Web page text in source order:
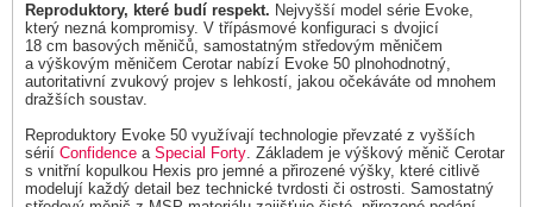
Reproduktory, které budí respekt. Nejvyšší model série Evoke,
který nezná kompromisy. V třípásmové konfiguraci s dvojicí
18 cm basových měničů, samostatným středovým měničem
a výškovým měničem Cerotar nabízí Evoke 50 plnohodnotný,
autoritativní zvukový projev s lehkostí, jakou očekáváte od mnohem
dražších soustav.
Reproduktory Evoke 50 využívají technologie převzaté z vyšších
sérií Confidence a Special Forty. Základem je výškový měnič Cerotar
s vnitřní kopulkou Hexis pro jemné a přirozené výšky, které citlivě
modelují každý detail bez technické tvrdosti či ostrosti. Samostatný